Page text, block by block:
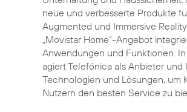
neue und verbesserte Produkte
Augmented und Immersive
„Movistar Home“-Angebot
Anwendungen und Funktionen.
agiert Telefónica als Anbieter und
Technologien und Lösungen, um
Nutzern den besten Service zu